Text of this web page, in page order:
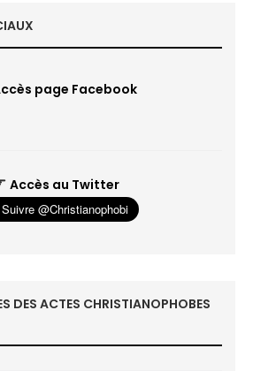
page Facebook
Accès au Twitter
DES ACTES CHRISTIANOPHOBES